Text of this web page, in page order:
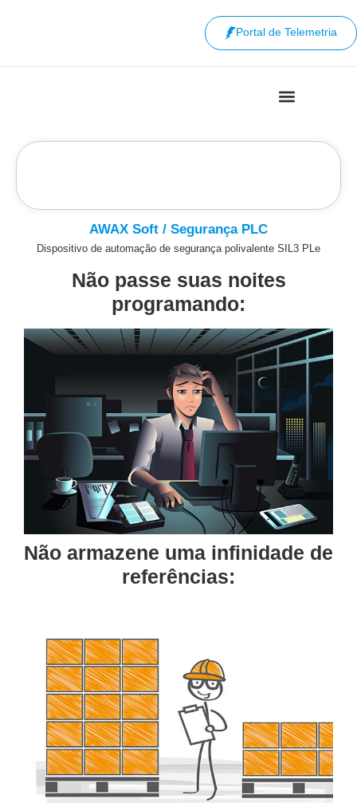
Portal de Telemetria
AWAX Soft / Segurança PLC
Dispositivo de automação de segurança polivalente SIL3 PLe
Não passe suas noites
programando:
Não armazene uma infinidade de
referências: